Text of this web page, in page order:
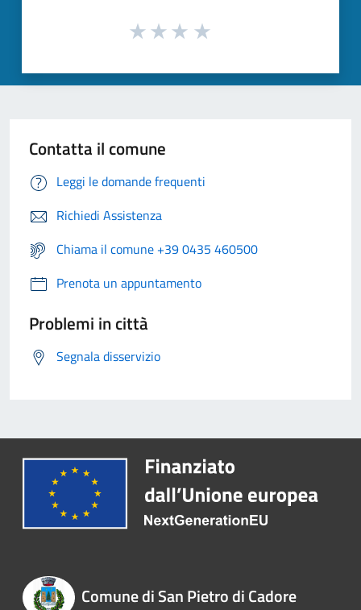
Contatta il comune
Leggi le domande frequenti
Richiedi Assistenza
Chiama il comune +39 0435 460500
Prenota un appuntamento
Problemi in città
Segnala disservizio
Comune di San Pietro di Cadore